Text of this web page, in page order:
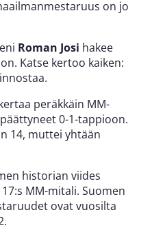
on jo
Roman Josi hakee
Katse kertoo kaiken:
peräkkäin MM-
0-1-tappioon.
14, muttei yhtään
historian viides
MM-mitali. Suomen
ovat vuosilta